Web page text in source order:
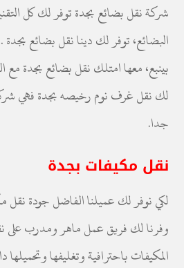
شركة نقل بضائع بجدة توفر لك كل
البضائع، توفر لك دينا نقل بضائع
بينبع، معها امتلك نقل بضائع بجدة مع
لك نقل غرف نوم رخيصه بجدة فهي
جدا.
نقل مكيفات بجدة
لكي نوفر لك عميلنا الفاضل جودة نقل
وفرنا لك فريق عمل ماهر ومدرب على
المكيفات باحترافية وتغليفها